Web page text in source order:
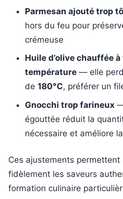
Parmesan ajouté trop
hors du feu pour
crémeuse
Huile d’olive chauffée
température — elle
de 180°C, préférer un
Gnocchi trop farineux
égouttée réduit la
nécessaire et améliore
Ces ajustements permettent
fidèlement les saveurs
formation culinaire